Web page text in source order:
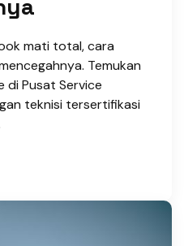
mati total, cara
Temukan
di Pusat Service
teknisi tersertifikasi